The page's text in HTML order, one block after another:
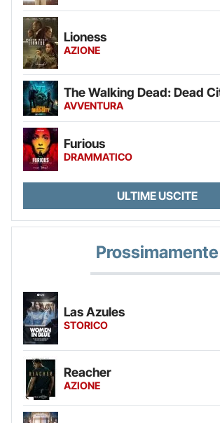
Lioness
AZIONE
The Walking Dead: Dead
AVVENTURA
Furious
DRAMMATICO
ULTIME USCITE
Prossimamente
Las Azules
STORICO
Reacher
AZIONE